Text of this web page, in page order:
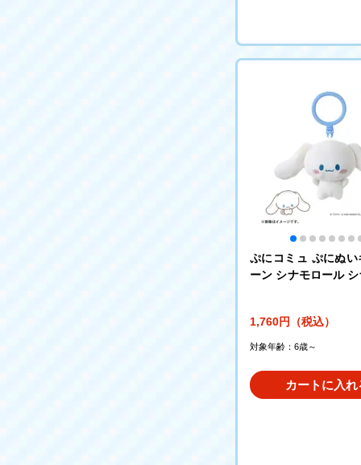
ぷにコミュ ぷにぬい
ーン シナモロール
1,760円（税込）
対象年齢：6歳～
カートに入れ